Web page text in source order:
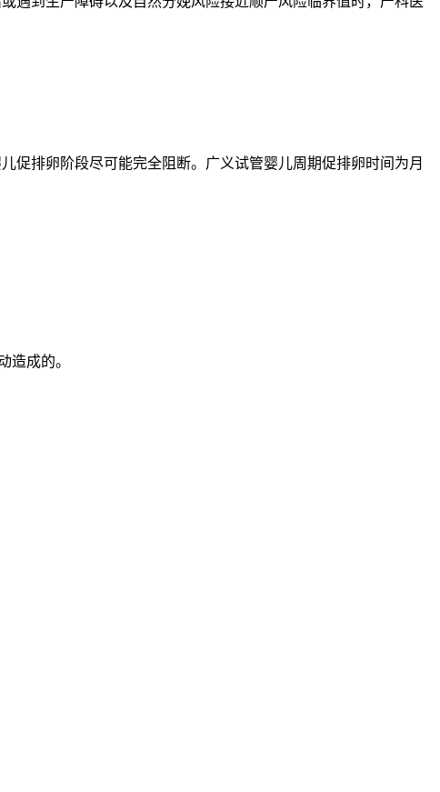
促排卵阶段尽可能完全阻断。广义试管婴儿周期促排卵时间为月
造成的。